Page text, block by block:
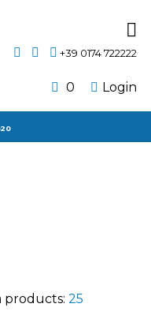
+39 0174 722222
Login
0
products: 25